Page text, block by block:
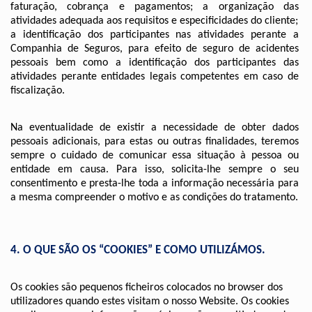
faturação, cobrança e pagamentos; a organização das
atividades adequada aos requisitos e especificidades do cliente;
a identificação dos participantes nas atividades perante a
Companhia de Seguros, para efeito de seguro de acidentes
pessoais bem como a identificação dos participantes das
atividades perante entidades legais competentes em caso de
fiscalização.
Na eventualidade de existir a necessidade de obter dados
pessoais adicionais, para estas ou outras finalidades, teremos
sempre o cuidado de comunicar essa situação à pessoa ou
entidade em causa. Para isso, solicita-lhe sempre o seu
consentimento e presta-lhe toda a informação necessária para
a mesma compreender o motivo e as condições do tratamento.
4. O QUE SÃO OS “COOKIES” E COMO UTILIZÁMOS.
Os cookies são pequenos ficheiros colocados no browser dos
utilizadores quando estes visitam o nosso Website. Os cookies